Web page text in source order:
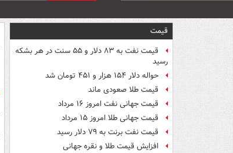
قیمت
قیمت نفت به ۸۳ دلار و ۵۵ سنت در هر بشکه
رسید
حواله دلار ۱۵۴ هزار و ۴۵۱ تومان شد
قیمت طلا صعودی ماند
قیمت جهانی نفت امروز ۱۶ مرداد
قیمت جهانی طلا امروز ۱۵ مرداد
قیمت نفت برنت به ۷۹ دلار رسید
افزایش قیمت طلا و نقره جهانی